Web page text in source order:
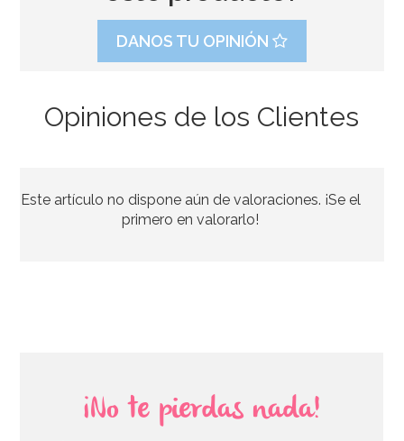
14,95€
DANOS TU OPINIÓN
Opiniones de los Clientes
Este artículo no dispone aún de valoraciones. ¡Se el
primero en valorarlo!
¡No te pierdas nada!